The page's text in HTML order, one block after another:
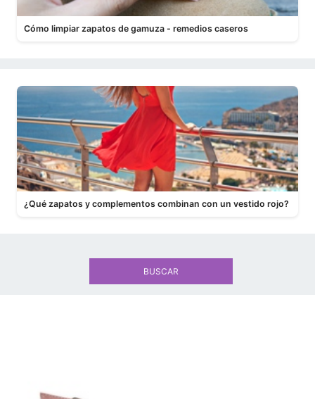
Cómo limpiar zapatos de gamuza - remedios caseros
¿Qué zapatos y complementos combinan con un vestido rojo?
BUSCAR